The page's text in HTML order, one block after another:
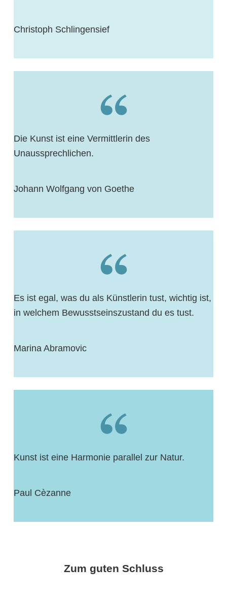
Christoph Schlingensief
Die Kunst ist eine Vermittlerin des
Unaussprechlichen.
Johann Wolfgang von Goethe
Es ist egal, was du als Künstlerin tust, wichtig ist,
in welchem Bewusstseinszustand du es tust.
Marina Abramovic
Kunst ist eine Harmonie parallel zur Natur.
Paul Cèzanne
Zum guten Schluss